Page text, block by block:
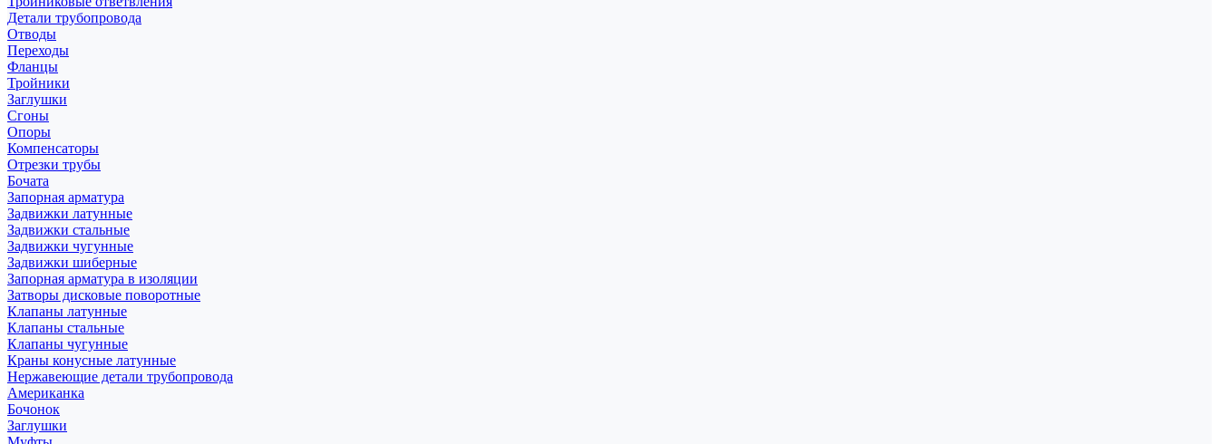
Детали трубопровода
Отводы
Переходы
Фланцы
Тройники
Заглушки
Сгоны
Опоры
Компенсаторы
Отрезки трубы
Бочата
Запорная арматура
Задвижки латунные
Задвижки стальные
Задвижки чугунные
Задвижки шиберные
Запорная арматура в изоляции
Затворы дисковые поворотные
Клапаны латунные
Клапаны стальные
Клапаны чугунные
Краны конусные латунные
Нержавеющие детали трубопровода
Американка
Бочонок
Заглушки